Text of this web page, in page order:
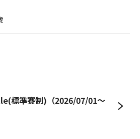
標準賽制)（2026/07/01～